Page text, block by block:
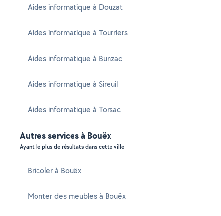
Aides informatique à Douzat
Aides informatique à Tourriers
Aides informatique à Bunzac
Aides informatique à Sireuil
Aides informatique à Torsac
Autres services à Bouëx
Ayant le plus de résultats dans cette ville
Bricoler à Bouëx
Monter des meubles à Bouëx